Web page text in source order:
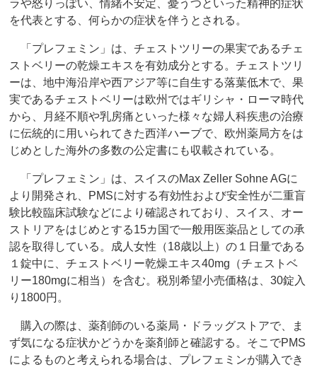
ラや怒りっぽい、情緒不安定、憂うつといった精神的症状
を代表とする、何らかの症状を伴うとされる。
「プレフェミン」は、チェストツリーの果実であるチェ
ストベリーの乾燥エキスを有効成分とする。チェストツリ
ーは、地中海沿岸や西アジア等に自生する落葉低木で、果
実であるチェストベリーは欧州ではギリシャ・ローマ時代
から、月経不順や乳房痛といった様々な婦人科疾患の治療
に伝統的に用いられてきた西洋ハーブで、欧州薬局方をは
じめとした海外の多数の公定書にも収載されている。
「プレフェミン」は、スイスのMax Zeller Sohne AGに
より開発され、PMSに対する有効性および安全性が二重盲
験比較臨床試験などにより確認されており、スイス、オー
ストリアをはじめとする15カ国で一般用医薬品としての承
認を取得している。成人女性（18歳以上）の１日量である
１錠中に、チェストベリー乾燥エキス40mg（チェストベ
リー180mgに相当）を含む。税別希望小売価格は、30錠入
り1800円。
購入の際は、薬剤師のいる薬局・ドラッグストアで、ま
ず気になる症状かどうかを薬剤師と確認する。そこでPMS
によるものと考えられる場合は、プレフェミンが購入でき